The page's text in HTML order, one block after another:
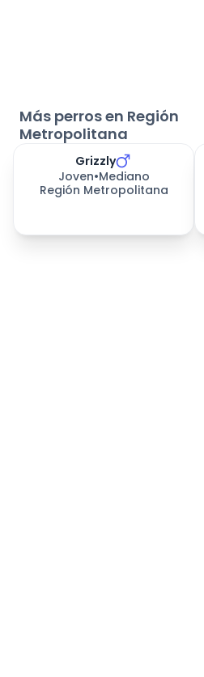
Más perros en Región
Metropolitana
Grizzly
Joven•Mediano
Región Metropolitana